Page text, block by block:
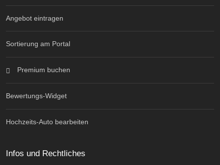
Angebot eintragen
Sortierung am Portal
Premium buchen
Bewertungs-Widget
Hochzeits-Auto bearbeiten
Infos und Rechtliches